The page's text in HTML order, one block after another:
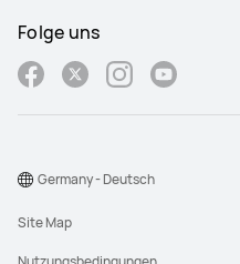
Folge uns
Site Map
Germany - Deutsch